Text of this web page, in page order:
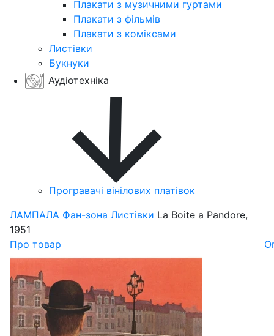
Плакати з музичними гуртами
Плакати з фільмів
Плакати з коміксами
Листівки
Букнуки
Аудіотехніка
Програвачі вінілових платівок
ЛАМПАЛА Фан-зона Листівки La Boite a Pandore,
1951
Про товар